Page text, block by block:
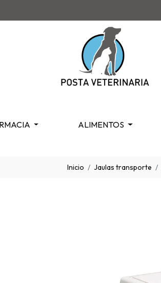
ALIMENTOS
Inicio Jaulas transporte